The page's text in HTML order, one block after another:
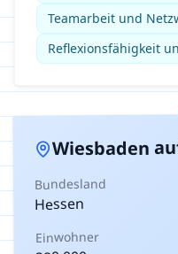
Teamarbeit und
Reflexionsfähigkeit
Wiesbaden
Bundesland
Hessen
Einwohner